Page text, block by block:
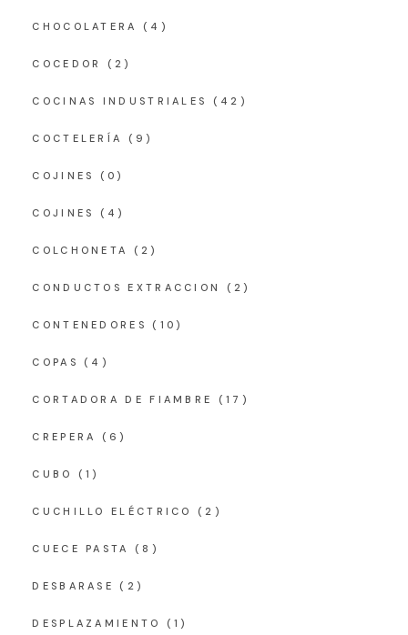
CHOCOLATERA (4)
COCEDOR (2)
COCINAS INDUSTRIALES (42)
COCTELERÍA (9)
COJINES (0)
COJINES (4)
COLCHONETA (2)
CONDUCTOS EXTRACCION (2)
CONTENEDORES (10)
COPAS (4)
CORTADORA DE FIAMBRE (17)
CREPERA (6)
CUBO (1)
CUCHILLO ELÉCTRICO (2)
CUECE PASTA (8)
DESBARASE (2)
DESPLAZAMIENTO (1)